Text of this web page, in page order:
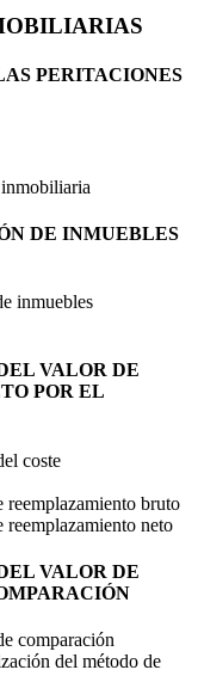
PERITACIONES
DE INMUEBLES
inmuebles
VALOR DE
POR EL
coste
bruto
neto
VALOR DE
comparación
del método de